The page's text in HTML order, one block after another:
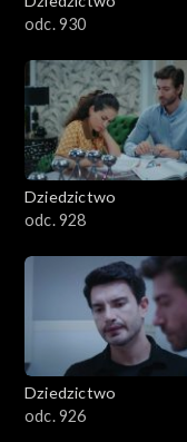
odc. 930
Dziedzictwo
odc. 928
Dziedzictwo
odc. 926